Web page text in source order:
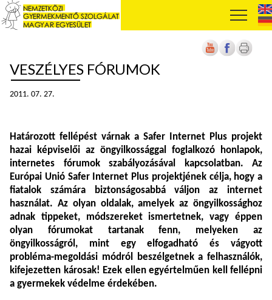
VESZÉLYES FÓRUMOK
2011. 07. 27.
Határozott fellépést várnak a Safer Internet Plus projekt
hazai képviselői az öngyilkossággal foglalkozó honlapok,
internetes fórumok szabályozásával kapcsolatban. Az
Európai Unió Safer Internet Plus projektjének célja, hogy a
fiatalok számára biztonságosabbá váljon az internet
használat. Az olyan oldalak, amelyek az öngyilkossághoz
adnak tippeket, módszereket ismertetnek, vagy éppen
olyan fórumokat tartanak fenn, melyeken az
öngyilkosságról, mint egy elfogadható és vágyott
probléma-megoldási módról beszélgetnek a felhasználók,
kifejezetten károsak! Ezek ellen egyértelműen kell fellépni
a gyermekek védelme érdekében.